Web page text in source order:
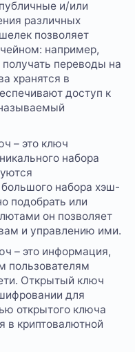
и/или
различных
позволяет
например,
переводы на
хранятся в
доступ к
– это ключ
набора
набора хэш-
подобрать или
он позволяет
и управлению ими.
– это информация,
пользователям
Открытый ключ
для
открытого ключа
в криптовалютной